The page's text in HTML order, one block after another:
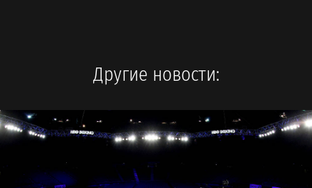
Другие новости: